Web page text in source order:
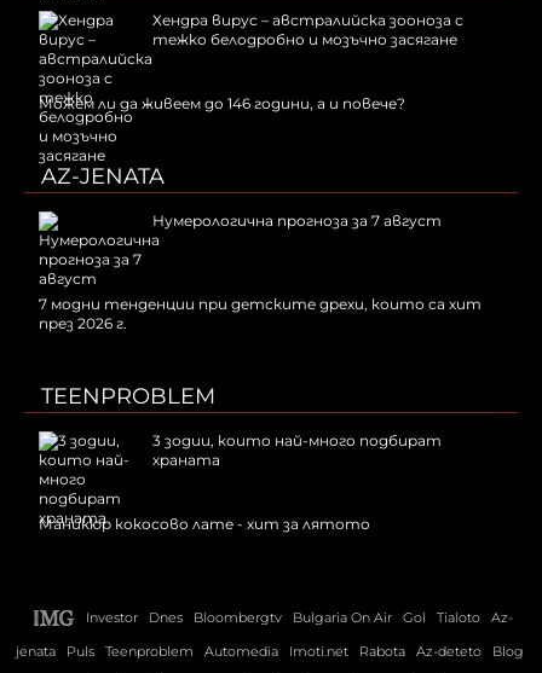
Хендра вирус – австралийска зооноза с
тежко белодробно и мозъчно засягане
Можем ли да живеем до 146 години, а и повече?
AZ-JENATA
Нумерологична прогноза за 7 август
7 модни тенденции при детските дрехи, които са хит
през 2026 г.
TEENPROBLEM
3 зодии, които най-много подбират
храната
Маникюр кокосово лате - хит за лятото
Investor Dnes Bloombergtv Bulgaria On Air Gol Tialoto
Az-
jenata
Puls Teenproblem Automedia Imoti.net Rabota Az-deteto
Blog